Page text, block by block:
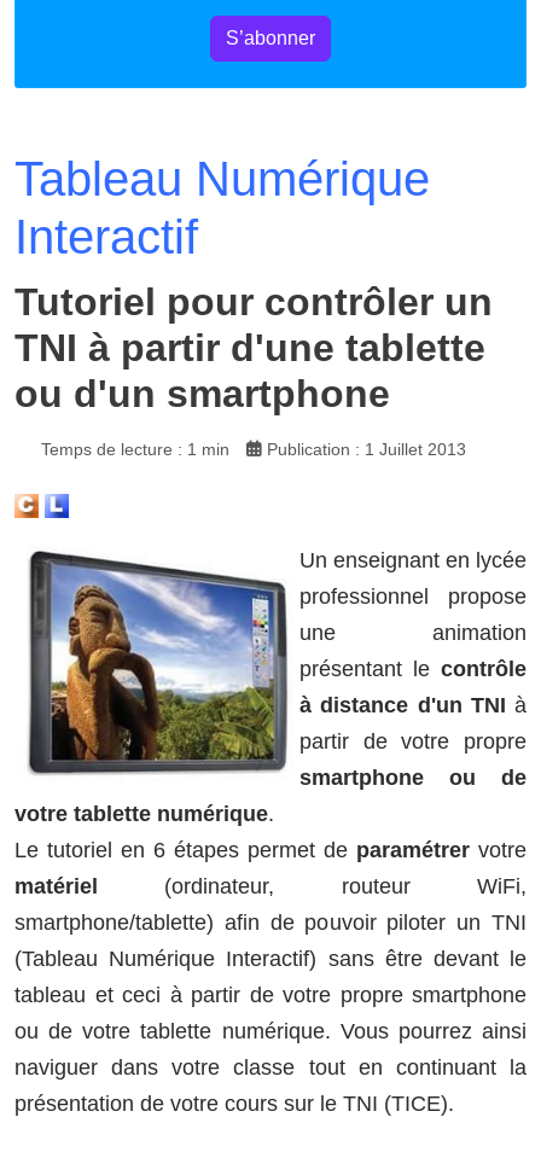
S’abonner
Tableau Numérique
Interactif
Tutoriel pour contrôler un
TNI à partir d'une tablette
ou d'un smartphone
Temps de lecture : 1 min Publication : 1 Juillet 2013
Un enseignant en lycée
professionnel propose
une animation
présentant le contrôle
à distance d'un TNI à
partir de votre propre
smartphone ou de
votre tablette numérique.
Le tutoriel en 6 étapes permet de paramétrer votre
matériel (ordinateur, routeur WiFi,
smartphone/tablette) afin de pouvoir piloter un TNI
(Tableau Numérique Interactif) sans être devant le
tableau et ceci à partir de votre propre smartphone
ou de votre tablette numérique. Vous pourrez ainsi
naviguer dans votre classe tout en continuant la
présentation de votre cours sur le TNI (TICE).